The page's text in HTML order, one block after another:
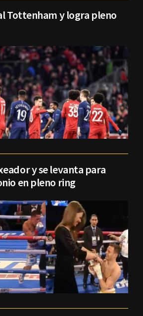
Tottenham y logra pleno
y se levanta para
en pleno ring